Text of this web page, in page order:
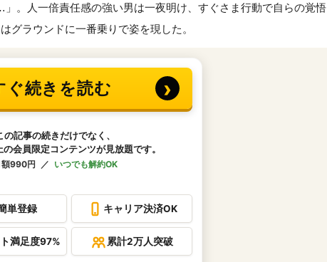
。人一倍責任感の強い男は一夜明け、すぐさま行動で自らの覚悟
グラウンドに一番乗りで姿を現した。